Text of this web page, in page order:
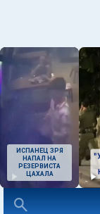
ИСПАНЕЦ ЗРЯ
НАПАЛ НА
РЕЗЕРВИСТА
ЦАХАЛА